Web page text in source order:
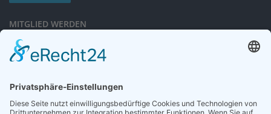
MITGLIED WERDEN
Sieben gute Gründe
für Ihre Mitgliedschaft